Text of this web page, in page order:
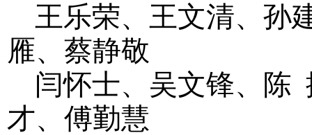
王乐荣、王文清、孙
雁、蔡静敬
闫怀士、吴文锋、陈
才、傅勤慧